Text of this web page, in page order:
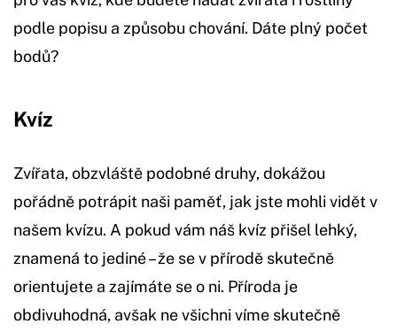
podle popisu a způsobu chování. Dáte plný počet
bodů?
Kvíz
Zvířata, obzvláště podobné druhy, dokážou
pořádně potrápit naši paměť, jak jste mohli vidět v
našem kvízu. A pokud vám náš kvíz přišel lehký,
znamená to jediné – že se v přírodě skutečně
orientujete a zajímáte se o ni. Příroda je
obdivuhodná, avšak ne všichni víme skutečně